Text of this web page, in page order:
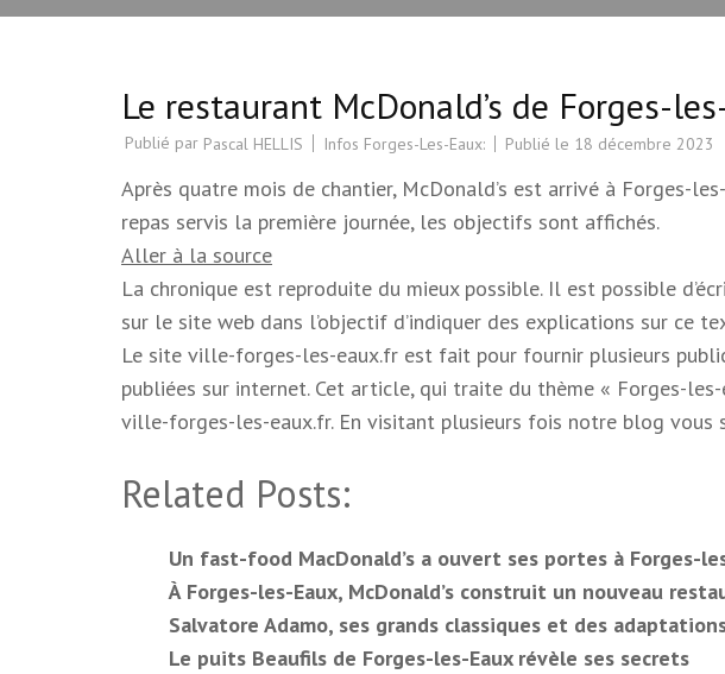
Le restaurant McDonald’s de Forges-
Publié par Pascal HELLIS Infos Forges-Les-Eaux: Publié le 18 décembre 2023
Après quatre mois de chantier, McDonald’s est arrivé à Forges-
repas servis la première journée, les objectifs sont affichés.
Aller à la source
La chronique est reproduite du mieux possible. Il est possible
sur le site web dans l’objectif d’indiquer des explications sur ce
Le site ville-forges-les-eaux.fr est fait pour fournir plusieurs
publiées sur internet. Cet article, qui traite du thème « Forges-
ville-forges-les-eaux.fr. En visitant plusieurs fois notre blog vous
Related Posts:
Un fast-food MacDonald’s a ouvert ses portes à Forges-
À Forges-les-Eaux, McDonald’s construit un nouveau
Salvatore Adamo, ses grands classiques et des
Le puits Beaufils de Forges-les-Eaux révèle ses secrets